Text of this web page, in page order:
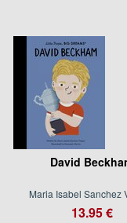
David
Maria Isabel Sanchez
13.95 €